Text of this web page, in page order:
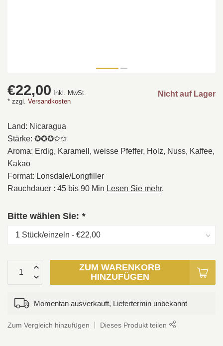
€22,00
Inkl. MwSt.
* zzgl. Versandkosten
Nicht auf Lager
Land: Nicaragua
Stärke: ✪✪✪✩✩
Aroma: Erdig, Karamell, weisse Pfeffer, Holz, Nuss, Kaffee,
Kakao
Format: Lonsdale/Longfiller
Rauchdauer : 45 bis 90 Min Lesen Sie mehr.
Bitte wählen Sie: *
ZUM WARENKORB
HINZUFÜGEN
Momentan ausverkauft, Liefertermin unbekannt
Zum Vergleich hinzufügen Dieses Produkt teilen